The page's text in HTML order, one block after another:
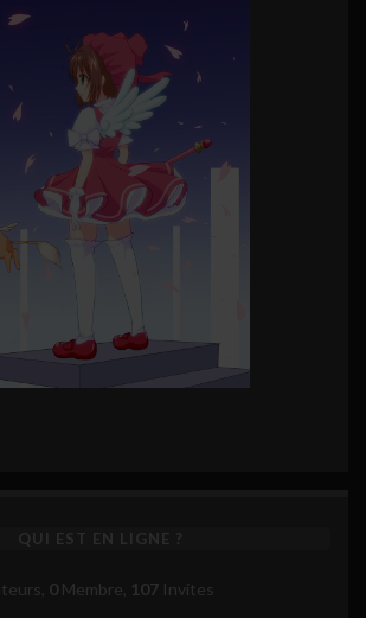
QUI EST EN LIGNE ?
0 Membre, 107 Invites